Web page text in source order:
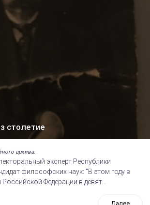
столетие
архива.
эксперт Республики
философских наук: "В этом году в
Федерации в девят...
Далее